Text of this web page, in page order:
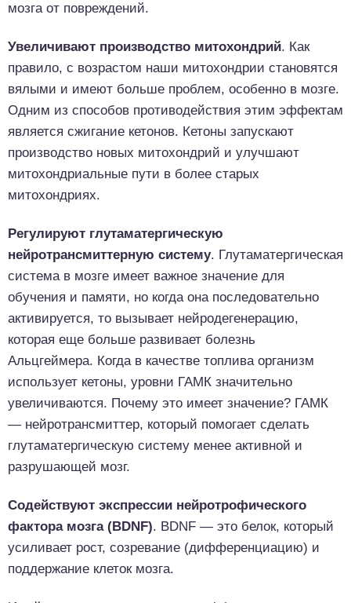
мозга от повреждений.
Увеличивают производство митохондрий. Как
правило, с возрастом наши митохондрии становятся
вялыми и имеют больше проблем, особенно в мозге.
Одним из способов противодействия этим эффектам
является сжигание кетонов. Кетоны запускают
производство новых митохондрий и улучшают
митохондриальные пути в более старых
митохондриях.
Регулируют глутаматергическую
нейротрансмиттерную систему. Глутаматергическая
система в мозге имеет важное значение для
обучения и памяти, но когда она последовательно
активируется, то вызывает нейродегенерацию,
которая еще больше развивает болезнь
Альцгеймера. Когда в качестве топлива организм
использует кетоны, уровни ГАМК значительно
увеличиваются. Почему это имеет значение? ГАМК
— нейротрансмиттер, который помогает сделать
глутаматергическую систему менее активной и
разрушающей мозг.
Содействуют экспрессии нейротрофического
фактора мозга (BDNF). BDNF — это белок, который
усиливает рост, созревание (дифференциацию) и
поддержание клеток мозга.